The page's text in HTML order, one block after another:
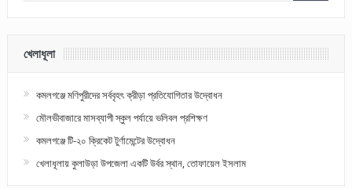
খেলাধূলা
কমলগঞ্জে মণিপুরীদের সর্ববৃহৎ ক্রীড়া প্রতিযোগিতার উদ্বোধন
মৌলভীবাজারে মাসব্যাপী স্কুল পর্যায়ে ভলিবল প্রশিক্ষণ
কমলগঞ্জে টি-২০ ক্রিকেট টুর্ণামেন্টের উদ্বোধন
খেলাধূলায় কুলাউড়া উপজেলা একটি উর্বর স্থান, তোফায়েল ইসলাম